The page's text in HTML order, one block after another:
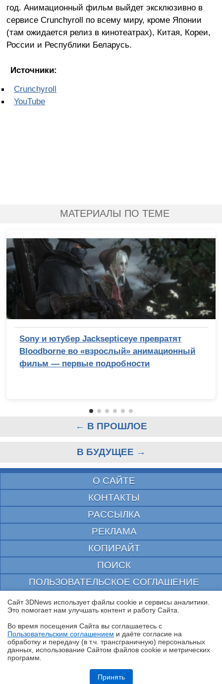
Обзор планшета HUAWEI MatePad Pro Max: на все деньги
год. Анимационный фильм выйдет эксклюзивно в
сервисе Crunchyroll по всему миру, кроме Японии
(там ожидается релиз в кинотеатрах), Китая, Кореи,
России и Республики Беларусь.
Источники:
Crunchyroll
YouTube
МАТЕРИАЛЫ ПО ТЕМЕ
Sony и ютубер Jacksepticeye превратят
Bloodborne во «взрослый» анимационный
фильм — первые подробности
← В ПРОШЛОЕ
В БУДУЩЕЕ →
О САЙТЕ
КОНТАКТЫ
РАССЫЛКА
РЕКЛАМА
КОПИРАЙТ
ПОИСК
ПОЛЬЗОВАТЕЛЬСКОЕ СОГЛАШЕНИЕ
ЗАЩИЩЕНО CURATOR
© 1997—2026 Электронное периодическое издание "3ДНьюс" | Свидетельство о
выдано Федеральной Службой по надзору за соблюдением законодательства в сфере
массовых коммуникаций и охране культурного наследия
При цитировании документа ссылка на сайт с указанием автора обязательна. Полное
заимствование документа является нарушением
российского и международного законодательства и возможно только с согласия
Сайт 3DNews использует файлы cookie и сервисы аналитики.
Это помогает нам улучшать контент и работу Cайта.
Во время посещения Cайта вы соглашаетесь с
Пользовательским соглашением и даёте согласие на
обработку и передачу (в т.ч. трансграничную) персональных
данных, использование Cайтом файлов cookie и метрических
программ.
Принять